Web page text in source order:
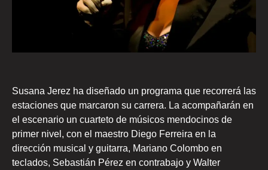
Susana Jerez ha diseñado un programa que recorrerá las
estaciones que marcaron su carrera. La acompañarán en
el escenario un cuarteto de músicos mendocinos de
primer nivel, con el maestro Diego Ferreira en la
dirección musical y guitarra, Mariano Colombo en
teclados, Sebastián Pérez en contrabajo y Walter